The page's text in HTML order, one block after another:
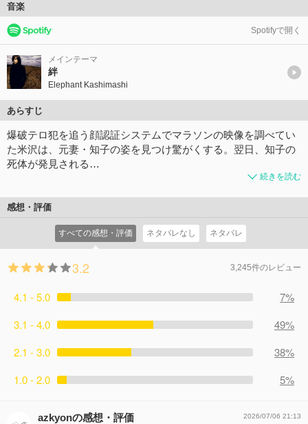
音楽
Spotifyで開く
メインテーマ
絆
Elephant Kashimashi
あらすじ
爆破テロ犯を追う顔認証システムでマラソンの映像を調べてい
た米沢は、元妻・知子の姿を見つけ驚がくする。翌日、知子の
死体が発見される…
続きを読む
感想・評価
すべての感想・評価 ネタバレなし ネタバレ
3.2 3,245件のレビュー
4.1 - 5.0
7%
3.1 - 4.0
49%
2.1 - 3.0
38%
1.0 - 2.0
5%
azkyonの感想・評価 2026/07/06 21:13